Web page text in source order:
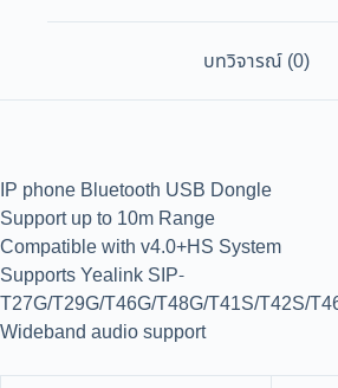
บทวิจารณ์ (0)
IP phone Bluetooth USB Dongle
Support up to 10m Range
Compatible with v4.0+HS System
Supports Yealink SIP-
T27G/T29G/T46G/T48G/T41S/T42S/
Wideband audio support